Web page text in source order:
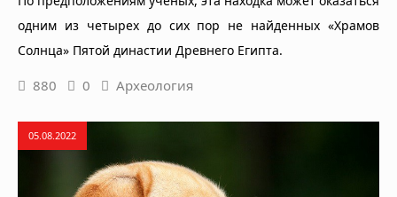
одним из четырех до сих пор не найденных «Храмов
Солнца» Пятой династии Древнего Египта.
880 0 Археология
05.08.2022